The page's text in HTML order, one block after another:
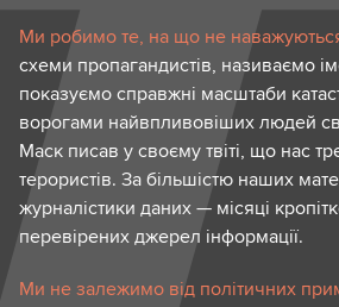
Ми робимо те, на що не
схеми пропагандистів, називаємо
показуємо справжні масштаби
ворогами найвпливовіших людей
Маск писав у своєму твіті, що нас
терористів. За більшістю наших
журналістики даних — місяці
перевірених джерел інформації.
Ми не залежимо від політичних